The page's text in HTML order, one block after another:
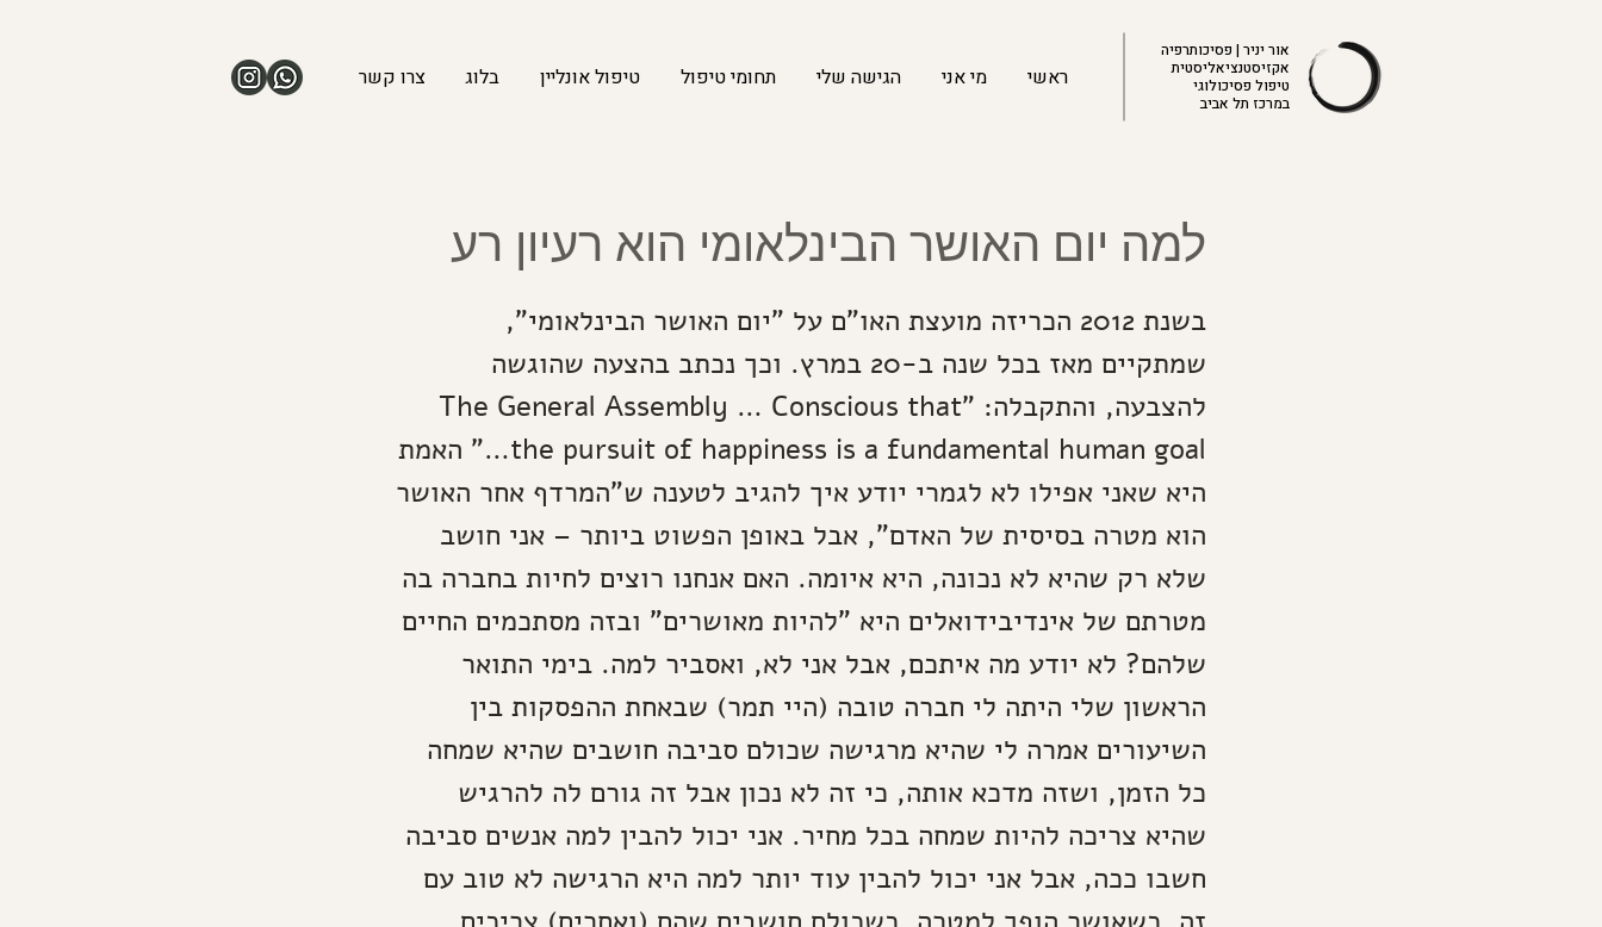
אור יניר | פסיכותרפיה
אקזיסטנציאליסטית
טיפול פסיכולוגי
במרכז תל אביב
ראשי מי אני הגישה שלי תחומי טיפול טיפול אונליין בלוג צרו קשר
למה יום האושר הבינלאומי הוא רעיון רע
בשנת 2012 הכריזה מועצת האו"ם על "יום האושר הבינלאומי",
שמתקיים מאז בכל שנה ב-20 במרץ. וכך נכתב בהצעה שהוגשה
להצבעה, והתקבלה: "The General Assembly … Conscious that
the pursuit of happiness is a fundamental human goal…" האמת
היא שאני אפילו לא לגמרי יודע איך להגיב לטענה ש"המרדף אחר האושר
הוא מטרה בסיסית של האדם", אבל באופן הפשוט ביותר – אני חושב
שלא רק שהיא לא נכונה, היא איומה. האם אנחנו רוצים לחיות בחברה בה
מטרתם של אינדיבידואלים היא "להיות מאושרים" ובזה מסתכמים החיים
שלהם? לא יודע מה איתכם, אבל אני לא, ואסביר למה. בימי התואר
הראשון שלי היתה לי חברה טובה (היי תמר) שבאחת ההפסקות בין
השיעורים אמרה לי שהיא מרגישה שכולם סביבה חושבים שהיא שמחה
כל הזמן, ושזה מדכא אותה, כי זה לא נכון אבל זה גורם לה להרגיש
שהיא צריכה להיות שמחה בכל מחיר. אני יכול להבין למה אנשים סביבה
חשבו ככה, אבל אני יכול להבין עוד יותר למה היא הרגישה לא טוב עם